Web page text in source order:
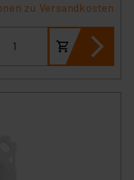
zu Versandkosten